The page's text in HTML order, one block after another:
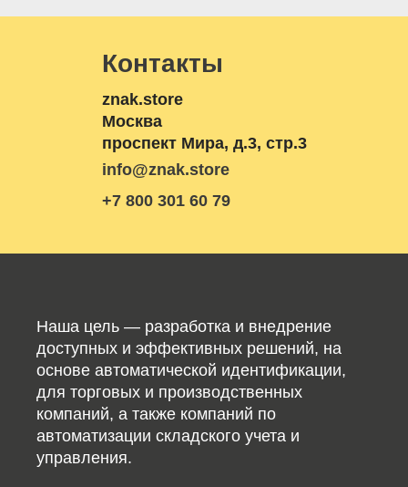
Контакты
znak.store
Москва
проспект Мира, д.3, стр.3
info@znak.store
+7 800 301 60 79
Наша цель — разработка и внедрение
доступных и эффективных решений, на
основе автоматической идентификации,
для торговых и производственных
компаний, а также компаний по
автоматизации складского учета и
управления.